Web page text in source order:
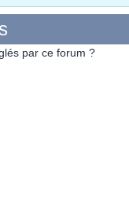
par ce forum ?